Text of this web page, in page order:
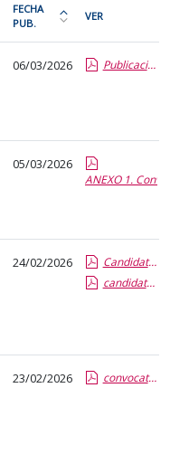
FECHA
PUB.
Ordena
la
tabla
publicación:
más
antigua
VER
06/03/2026 Publicación de censos provisionales.pdf.pdf
05/03/2026
ANEXO 1.
24/02/2026
Candidatura Definitiva CE_2026.pdf.pdf
candidatura_JF2026_definitiva.pdf.pdf
23/02/2026 convocatoria elecciones+calendario.report.pdf.pdf